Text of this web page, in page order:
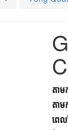
តាម
តា
ពេល